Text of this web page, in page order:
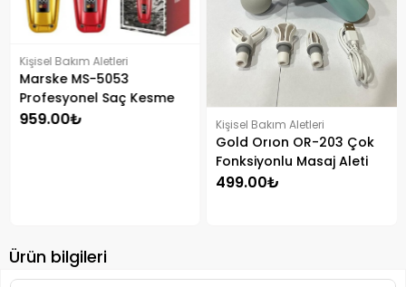
Kişisel Bakım Aletleri
Marske MS-5053
Profesyonel Saç Kesme
Makinesi
959.00₺ Kişisel Bakım Aletleri
Gold Orıon OR-203 Çok
Fonksiyonlu Masaj Aleti
499.00₺
Ürün bilgileri